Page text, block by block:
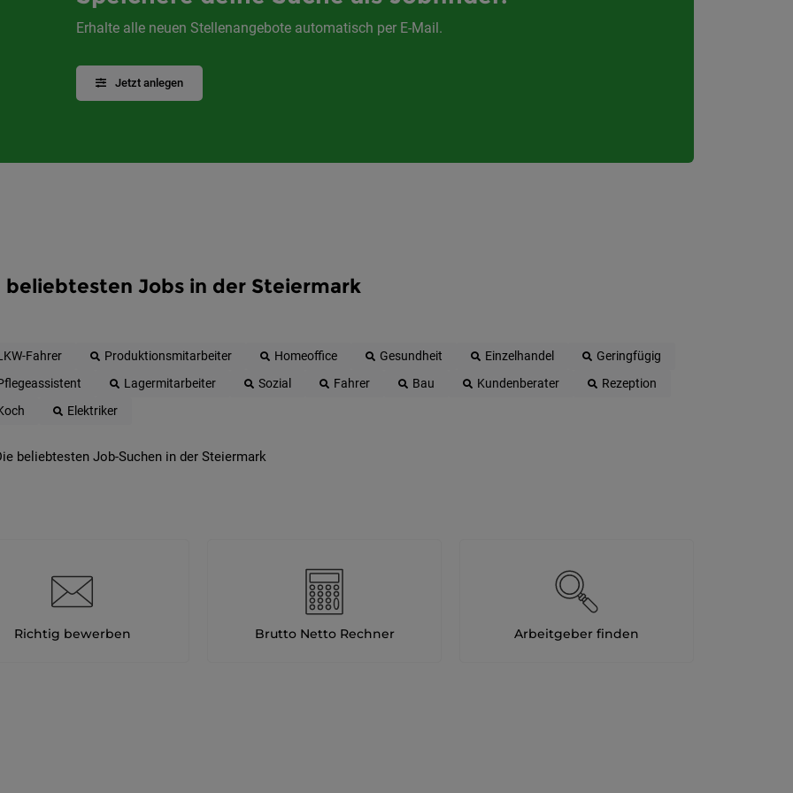
Erhalte alle neuen Stellenangebote automatisch per E-Mail.
Jetzt anlegen
beliebtesten Jobs in der Steiermark
Fahrer Produktionsmitarbeiter Homeoffice Gesundheit Einzelhandel
Geringfügig
Lagermitarbeiter Sozial Fahrer Bau Kundenberater
Rezeption
Elektriker
beliebtesten Job-Suchen in der Steiermark
Richtig bewerben Brutto Netto Rechner Arbeitgeber finden